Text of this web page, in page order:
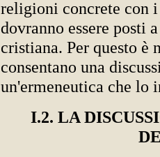
religioni concrete con
dovranno essere posti
cristiana. Per questo è
consentano una
un'ermeneutica che lo
I.2. LA